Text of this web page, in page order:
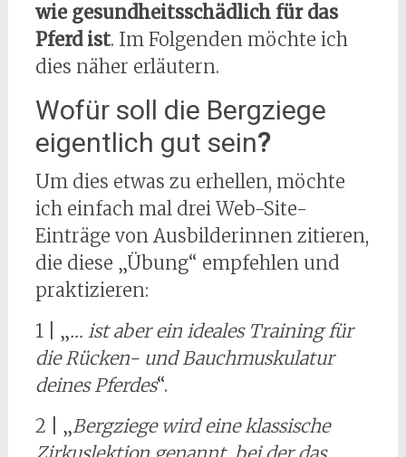
wie gesundheitsschädlich für das
Pferd ist. Im Folgenden möchte ich
dies näher erläutern.
Wofür soll die Bergziege
eigentlich gut sein?
Um dies etwas zu erhellen, möchte
ich einfach mal drei Web-Site-
Einträge von Ausbilderinnen zitieren,
die diese „Übung“ empfehlen und
praktizieren:
1 | „… ist aber ein ideales Training für
die Rücken- und Bauchmuskulatur
deines Pferdes“.
2 | „Bergziege wird eine klassische